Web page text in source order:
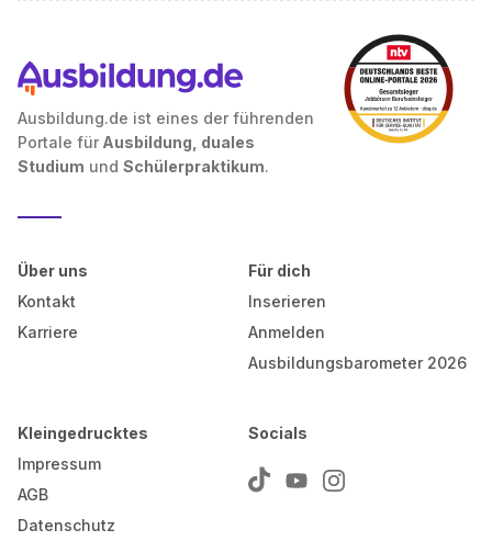
Ausbildung.de ist eines der führenden
Portale für Ausbildung, duales
Studium und Schülerpraktikum.
Über uns
Kontakt
Karriere
Für dich
Inserieren
Anmelden
Ausbildungsbarometer 2026
Kleingedrucktes
Impressum
AGB
Datenschutz
Socials